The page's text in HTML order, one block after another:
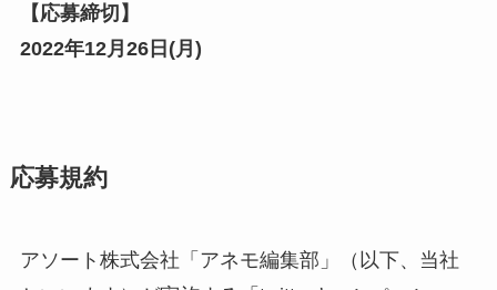
【応募締切】
2022年12月26日(月 )
応募規約
アソート株式会社「アネモ編集部」（以下、当社